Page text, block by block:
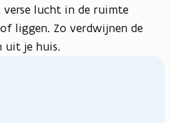
lucht in de ruimte
liggen. Zo verdwijnen de
uit je huis.